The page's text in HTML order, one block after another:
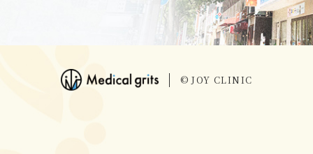
© JOY CLINIC